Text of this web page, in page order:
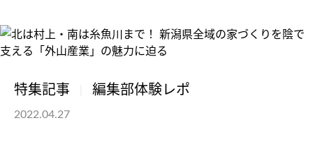
特集記事 編集部体験レポ
2022.04.27